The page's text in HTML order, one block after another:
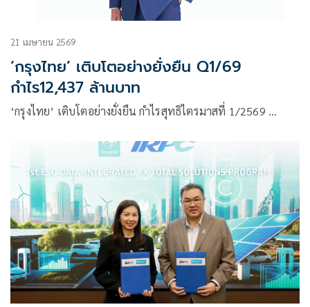
21 เมษายน 2569
‘กรุงไทย’ เติบโตอย่างยั่งยืน Q1/69
กำไร12,437 ล้านบาท
‘กรุงไทย’ เติบโตอย่างยั่งยืน กำไรสุทธิไตรมาสที่ 1/2569 …